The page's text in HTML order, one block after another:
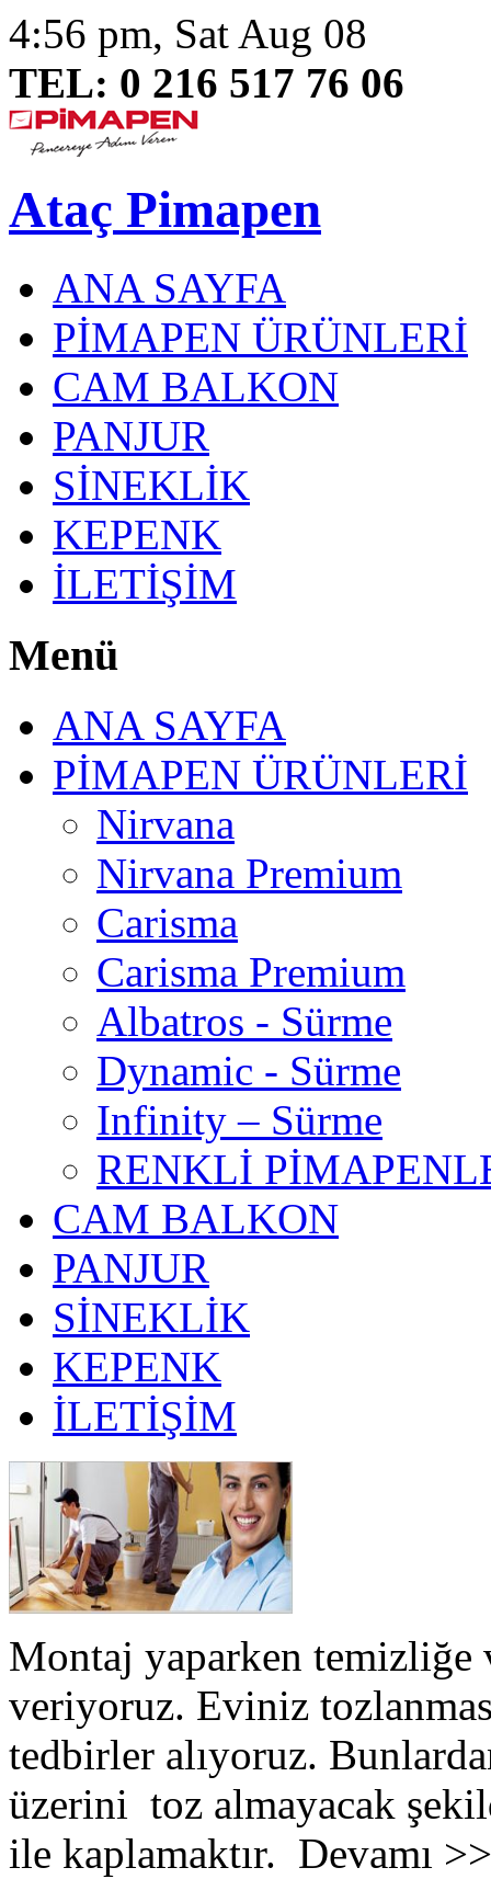
4:56 pm, Sat Aug 08
TEL: 0 216 517 76 06
Ataç Pimapen
ANA SAYFA
PİMAPEN ÜRÜNLERİ
CAM BALKON
PANJUR
SİNEKLİK
KEPENK
İLETİŞİM
Menü
ANA SAYFA
PİMAPEN ÜRÜNLERİ
Nirvana
Nirvana Premium
Carisma
Carisma Premium
Albatros - Sürme
Dynamic - Sürme
Infinity – Sürme
RENKLİ
CAM BALKON
PANJUR
SİNEKLİK
KEPENK
İLETİŞİM
Montaj yaparken
veriyoruz. Eviniz
tedbirler alıyoruz.
üzerini toz almayacak
ile kaplamaktır. Devamı